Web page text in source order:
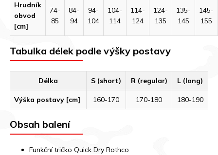
Hrudník
obvod
[cm]
74-
85
84-
94
94-
104
104-
114
114-
124
124-
135
135-
145
145-
155
Tabulka délek podle výšky postavy
Délka S (short) R (regular) L (long)
Výška postavy [cm] 160-170 170-180 180-190
Obsah balení
Funkční tričko Quick Dry Rothco